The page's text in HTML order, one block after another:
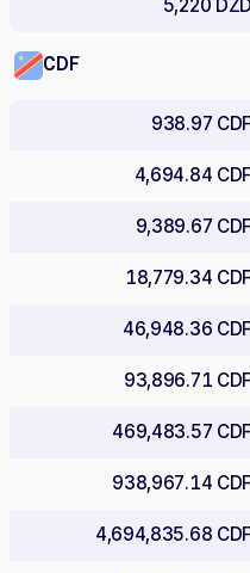
5,220 DZD
CDF
938.97 CDF
4,694.84 CDF
9,389.67 CDF
18,779.34 CDF
46,948.36 CDF
93,896.71 CDF
469,483.57 CDF
938,967.14 CDF
4,694,835.68 CDF